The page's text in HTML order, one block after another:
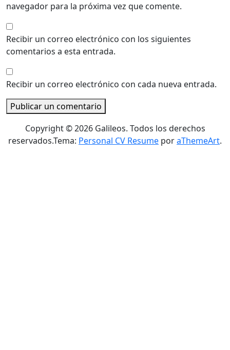
navegador para la próxima vez que comente.
Recibir un correo electrónico con los siguientes
comentarios a esta entrada.
Recibir un correo electrónico con cada nueva entrada.
Publicar un comentario
Copyright © 2026 Galileos. Todos los derechos
reservados.Tema: Personal CV Resume poraThemeArt.